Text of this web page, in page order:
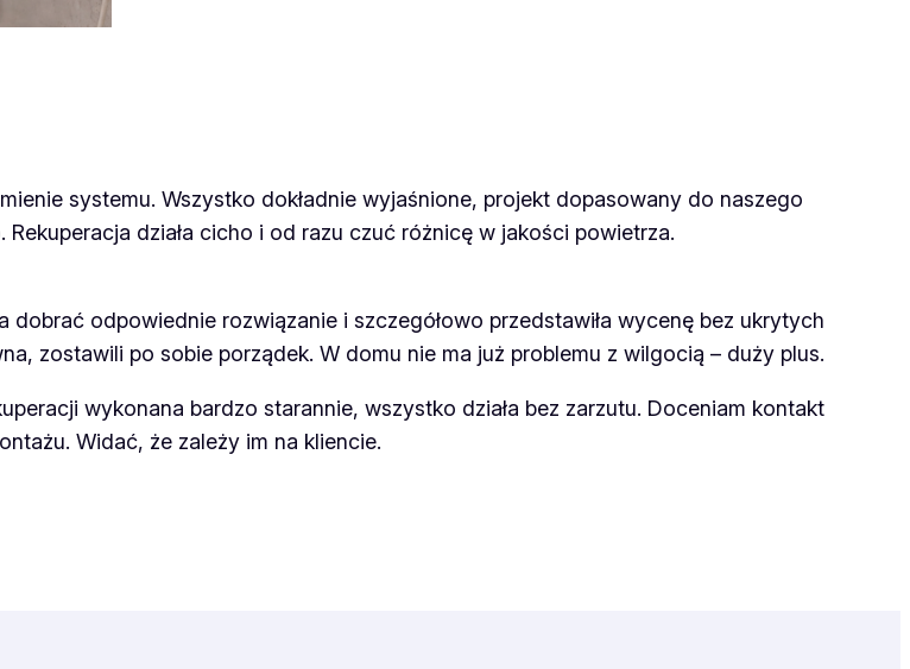
systemu. Wszystko dokładnie wyjaśnione, projekt dopasowany do naszego
działa cicho i od razu czuć różnicę w jakości powietrza.
dobrać odpowiednie rozwiązanie i szczegółowo przedstawiła wycenę bez ukrytych
zostawili po sobie porządek. W domu nie ma już problemu z wilgocią – duży plus.
wykonana bardzo starannie, wszystko działa bez zarzutu. Doceniam kontakt
Widać, że zależy im na kliencie.